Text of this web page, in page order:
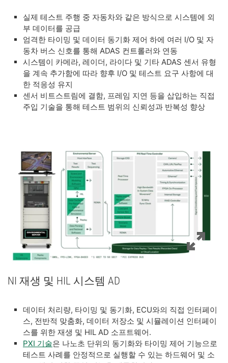
​실제 테스트 주행 중 자동차와 같은 방식으로 시스템에 외
부 데이터를 공급
엄격한 타이밍 및 데이터 동기화 제어 하에 여러 I/O 및 자
동차 버스 신호를 통해 ADAS 컨트롤러와 연동
시스템이 카메라, 레이더, 라이다 및 기타 ADAS 센서 유형
을 계속 추가함에 따라 향후 I/O 및 테스트 요구 사항에 대
한 적응성 유지
센서 비트스트림에 결함, 프레임 지연 등을 삽입하는 직접
주입 기술을 통해 테스트 범위의 신뢰성과 반복성 향상
NI 재생 및 HIL 시스템 AD
데이터 처리량, 타이밍 및 동기화, ECU와의 직접 인터페이
스, 전반적 맞춤화, 데이터 저장소 및 시뮬레이션 인터페이
스를 위한 재생 및 HIL AD 소프트웨어.
PXI 기술은 나노초 단위의 동기화와 타이밍 제어 기능으로
테스트 사례를 안정적으로 실행할 수 있는 하드웨어 및 소